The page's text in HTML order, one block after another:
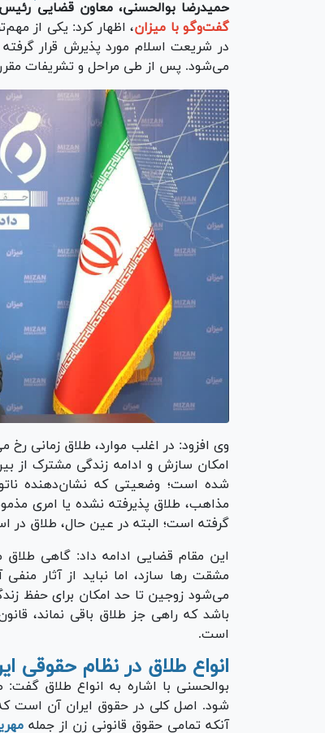
حمیدرضا بوالحسنی، معاون قضایی
گفت‌وگو با میزان، اظهار کرد: یکی از
در شریعت اسلام مورد پذیرش قرار
می‌شود. پس از طی مراحل و تشریفات مقرر
وی افزود: در اغلب موارد، طلاق زمانی
امکان سازش و ادامه زندگی مشترک از
شده است؛ وضعیتی که نشان‌دهنده
مذاهب، طلاق پذیرفته نشده یا امری
گرفته است؛ البته در عین حال، طلاق در
این مقام قضایی ادامه داد: گاهی طلاق
مشقت رها سازد، اما نباید از آثار
می‌شود زوجین تا حد امکان برای حفظ
باشد که راهی جز طلاق باقی نماند،
است.
انواع طلاق در نظام حقوقی
بوالحسنی با اشاره به انواع طلاق
شود. اصل کلی در حقوق ایران آن است
آنکه تمامی حقوق قانونی زن از جمله